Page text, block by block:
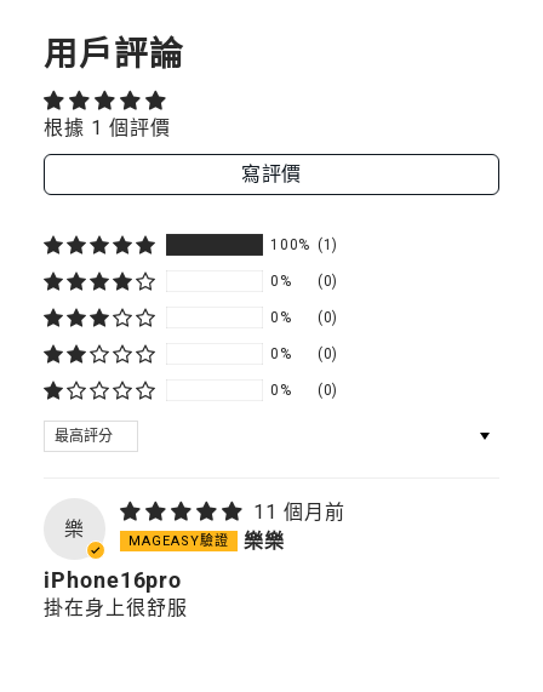
用戶評論
根據 1 個評價
寫評價
100% (1)
0% (0)
0% (0)
0% (0)
0% (0)
SORT BY
樂
11 個月前
樂樂
iPhone16pro
掛在身上很舒服